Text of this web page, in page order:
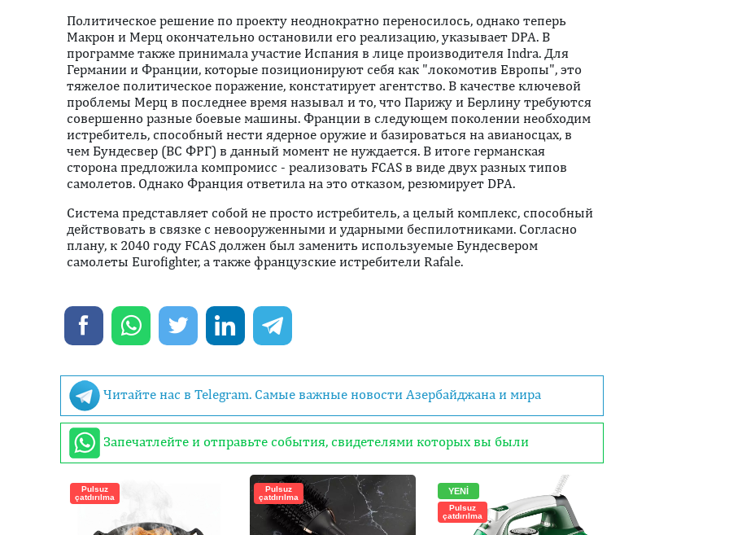
Политическое решение по проекту неоднократно переносилось, однако теперь
Макрон и Мерц окончательно остановили его реализацию, указывает DPA. В
программе также принимала участие Испания в лице производителя Indra. Для
Германии и Франции, которые позиционируют себя как "локомотив Европы", это
тяжелое политическое поражение, констатирует агентство. В качестве ключевой
проблемы Мерц в последнее время называл и то, что Парижу и Берлину требуются
совершенно разные боевые машины. Франции в следующем поколении необходим
истребитель, способный нести ядерное оружие и базироваться на авианосцах, в
чем Бундесвер (ВС ФРГ) в данный момент не нуждается. В итоге германская
сторона предложила компромисс - реализовать FCAS в виде двух разных типов
самолетов. Однако Франция ответила на это отказом, резюмирует DPA.
Система представляет собой не просто истребитель, а целый комплекс, способный
действовать в связке с невооруженными и ударными беспилотниками. Согласно
плану, к 2040 году FCAS должен был заменить используемые Бундесвером
самолеты Eurofighter, а также французские истребители Rafale.
Читайте нас в Telegram. Самые важные новости Азербайджана и мира
Запечатлейте и отправьте события, свидетелями которых вы были